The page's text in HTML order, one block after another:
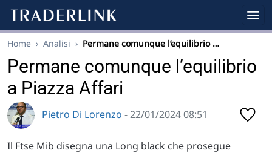
Home › Analisi › Permane comunque l’equilibrio …
Permane comunque l’equilibrio
a Piazza Affari
Pietro Di Lorenzo - 22/01/2024 08:51
Il Ftse Mib disegna una Long black che prosegue